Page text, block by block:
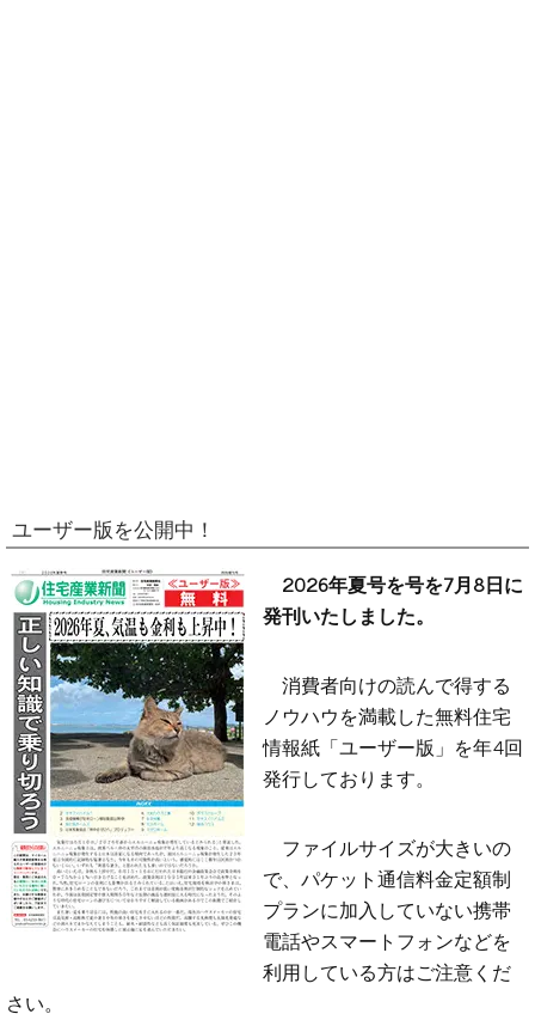
ユーザー版を公開中！
2026年夏号を号を7月8日に
発刊いたしました。
消費者向けの読んで得する
ノウハウを満載した無料住宅
情報紙「ユーザー版」を年4回
発行しております。
ファイルサイズが大きいの
で、パケット通信料金定額制
プランに加入していない携帯
電話やスマートフォンなどを
利用している方はご注意くだ
さい。